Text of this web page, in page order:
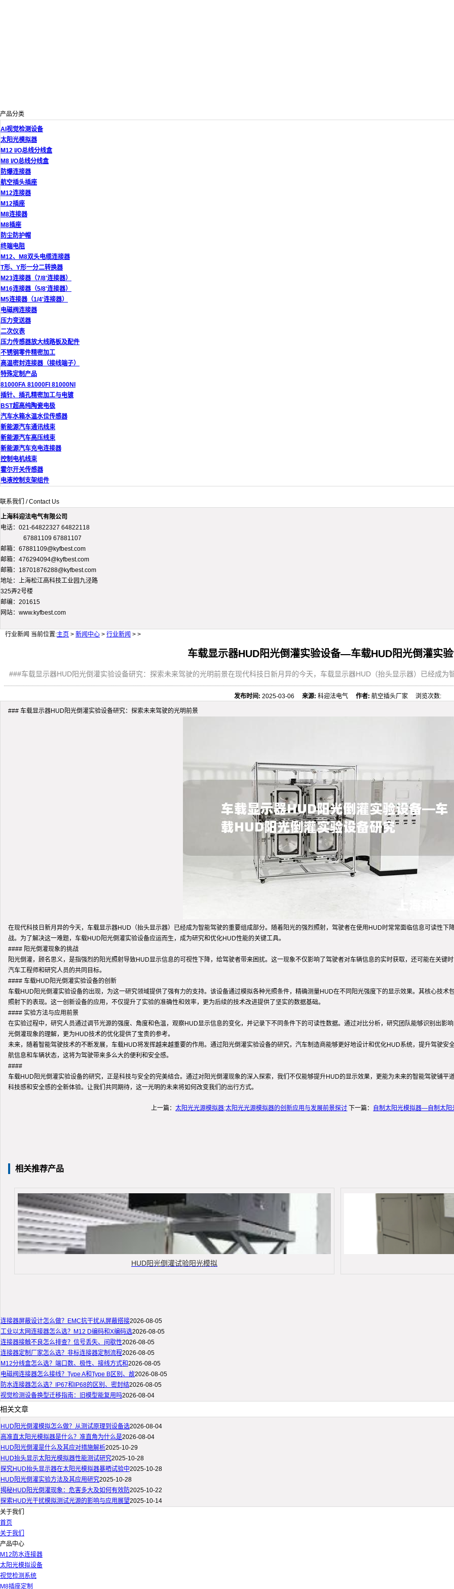
产品分类
AI视觉检测设备
太阳光模拟器
M12 I/O总线分线盒
M8 I/O总线分线盒
防爆连接器
航空插头插座
M12连接器
M12插座
M8连接器
M8插座
防尘防护帽
终端电阻
M12、M8双头电缆连接器
T形、Y形一分二转换器
M23连接器（7/8'连接器）
M16连接器（5/8'连接器）
M5连接器（1/4'连接器）
电磁阀连接器
压力变送器
二次仪表
压力传感器放大线路板及配件
不锈钢零件精密加工
高温密封连接器（接线端子）
特殊定制产品
81000FA 81000FI 81000NI
插针、插孔精密加工与电镀
BST超高纯陶瓷电极
汽车水箱水温水位传感器
新能源汽车通讯线束
新能源汽车高压线束
新能源汽车充电连接器
控制电机线束
霍尔开关传感器
电液控制支架组件
联系我们 / Contact Us
上海科迎法电气有限公司
电话：021-64822327 64822118
67881109 67881107
邮箱：67881109@kyfbest.com
邮箱：476294094@kyfbest.com
邮箱：18701876288@kyfbest.com
地址：上海松江高科技工业园九泾路
325弄2号楼
邮编：201615
网站：www.kyfbest.com
行业新闻 当前位置:主页 > 新闻中心 > 行业新闻 > >
车载显示器HUD阳光倒灌实验设备—车载HUD阳光倒灌实
###车载显示器HUD阳光倒灌实验设备研究：探索未来驾驶的光明前景在现代科技日新月异的今天，车载显示器HUD（抬头显示器）已经成为
发布时间: 2025-03-06来源: 科迎法电气作者: 航空插头厂家 浏览次数:
### 车载显示器HUD阳光倒灌实验设备研究：探索未来驾驶的光明前景
在现代科技日新月异的今天，车载显示器HUD（抬头显示器）已经成为智能驾驶的重要组成部分。随着阳光的强烈照射，驾驶者在使用HUD时常常面临信息可读性
战。为了解决这一难题，车载HUD阳光倒灌实验设备应运而生，成为研究和优化HUD性能的关键工具。
#### 阳光倒灌现象的挑战
阳光倒灌，顾名思义，是指强烈的阳光照射导致HUD显示信息的可视性下降，给驾驶者带来困扰。这一现象不仅影响了驾驶者对车辆信息的实时获取，还可能在关
汽车工程师和研究人员的共同目标。
#### 车载HUD阳光倒灌实验设备的创新
车载HUD阳光倒灌实验设备的出现，为这一研究领域提供了强有力的支持。该设备通过模拟各种光照条件，精确测量HUD在不同阳光强度下的显示效果。其核心技
照射下的表现。这一创新设备的应用，不仅提升了实验的准确性和效率，更为后续的技术改进提供了坚实的数据基础。
#### 实验方法与应用前景
在实验过程中，研究人员通过调节光源的强度、角度和色温，观察HUD显示信息的变化，并记录下不同条件下的可读性数据。通过对比分析，研究团队能够识别出影
光倒灌现象的理解，更为HUD技术的优化提供了宝贵的参考。
未来，随着智能驾驶技术的不断发展，车载HUD将发挥越来越重要的作用。通过阳光倒灌实验设备的研究，汽车制造商能够更好地设计和优化HUD系统，提升驾驶
航信息和车辆状态，这将为驾驶带来多么大的便利和安全感。
####
车载HUD阳光倒灌实验设备的研究，正是科技与安全的完美结合。通过对阳光倒灌现象的深入探索，我们不仅能够提升HUD的显示效果，更能为未来的智能驾驶铺
科技感和安全感的全新体验。让我们共同期待，这一光明的未来将如何改变我们的出行方式。
上一篇：太阳光光源模拟器;太阳光光源模拟器的创新应用与发展前景探讨 下一篇： 自制太阳光模拟器—自制太阳
相关推荐产品
HUD阳光倒灌试验阳光模拟
连接器屏蔽设计怎么做？EMC抗干扰从屏蔽搭接2026-08-05
工业以太网连接器怎么选？M12 D编码和X编码选2026-08-05
连接器接触不良怎么排查？信号丢失、间歇性2026-08-05
连接器定制厂家怎么选？非标连接器定制流程2026-08-05
M12分线盒怎么选？端口数、极性、接线方式和2026-08-05
电磁阀连接器怎么接线？Type A和Type B区别、故2026-08-05
防水连接器怎么选？IP67和IP68的区别、密封结2026-08-05
视觉检测设备换型迁移指南：旧模型能复用吗2026-08-04
相关文章
HUD阳光倒灌模拟怎么做？从测试原理到设备选2026-08-04
高准直太阳光模拟器是什么？准直角为什么是2026-08-04
HUD阳光倒灌是什么及其应对措施解析2025-10-29
HUD抬头显示太阳光模拟器性能测试研究2025-10-28
探究HUD抬头显示器在太阳光模拟器暴晒试验中2025-10-28
HUD阳光倒灌实验方法及其应用研究2025-10-28
揭秘HUD阳光倒灌现象：危害多大及如何有效防2025-10-22
探索HUD光干扰模拟测试光源的影响与应用展望2025-10-14
关于我们
首页
关于我们
产品中心
M12防水连接器
太阳光模拟设备
视觉检测系统
M8插座定制